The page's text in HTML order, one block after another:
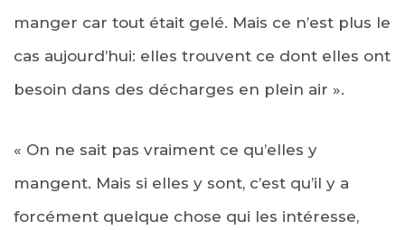
manger car tout était gelé. Mais ce n’est plus le
cas aujourd’hui: elles trouvent ce dont elles ont
besoin dans des décharges en plein air ».
« On ne sait pas vraiment ce qu’elles y
mangent. Mais si elles y sont, c’est qu’il y a
forcément quelque chose qui les intéresse,